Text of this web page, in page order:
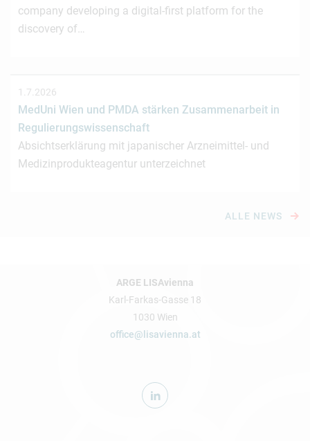
company developing a digital-first platform for the
discovery of…
1.7.2026
MedUni Wien und PMDA stärken Zusammenarbeit in
Regulierungswissenschaft
Absichtserklärung mit japanischer Arzneimittel- und
Medizinprodukteagentur unterzeichnet
ALLE NEWS
ARGE LISAvienna
Karl-Farkas-Gasse 18
1030 Wien
office@lisavienna.at